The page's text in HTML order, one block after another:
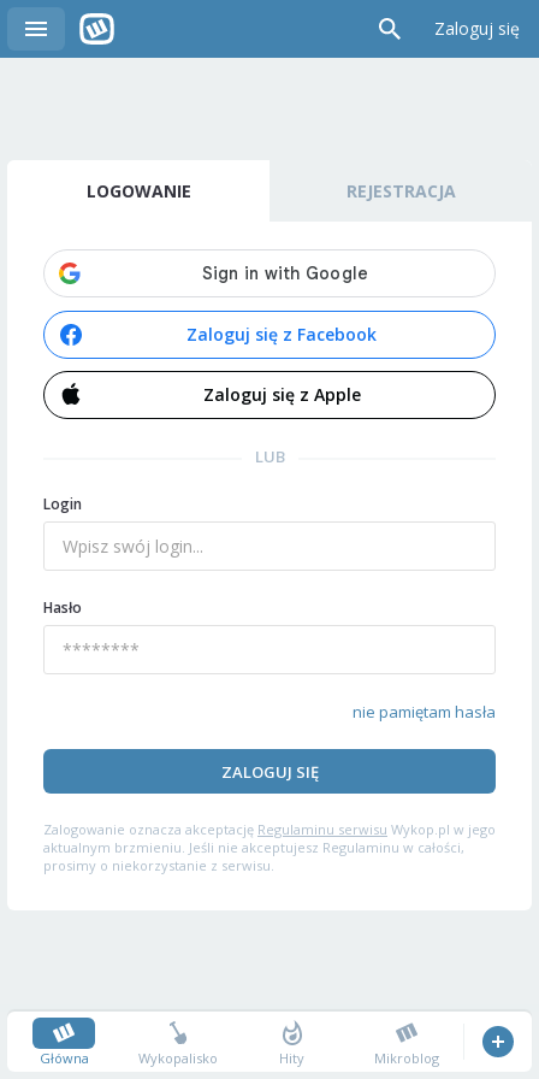
Zaloguj się
LOGOWANIE REJESTRACJA
Zaloguj się z Facebook
Zaloguj się z Apple
LUB
Login
Hasło
nie pamiętam hasła
ZALOGUJ SIĘ
Zalogowanie oznacza akceptację Regulaminu serwisu Wykop.pl w jego
aktualnym brzmieniu. Jeśli nie akceptujesz Regulaminu w całości,
prosimy o niekorzystanie z serwisu.
Główna Wykopalisko Hity Mikroblog